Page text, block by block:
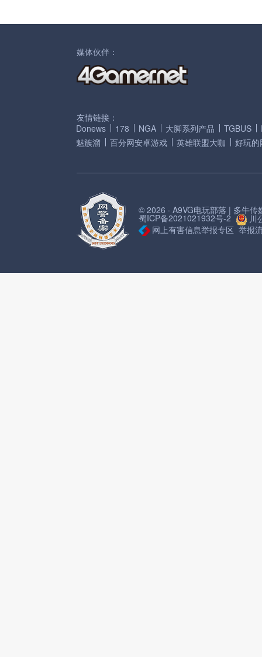
媒体伙伴：
友情链接：
Donews
178 NGA 大脚系列产品 TGBUS
魅族溜
百分网安卓游戏 英雄联盟大咖 好玩的
© 2026 · A9VG电玩部落 | 多牛传
蜀ICP备2021021932号-2
川
网上有害信息举报专区 举报